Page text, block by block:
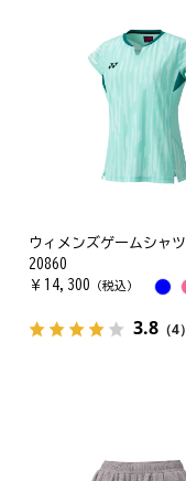
ウィメンズゲームシャツ
20860
￥ 14,300 （税込）
3.8 （4）